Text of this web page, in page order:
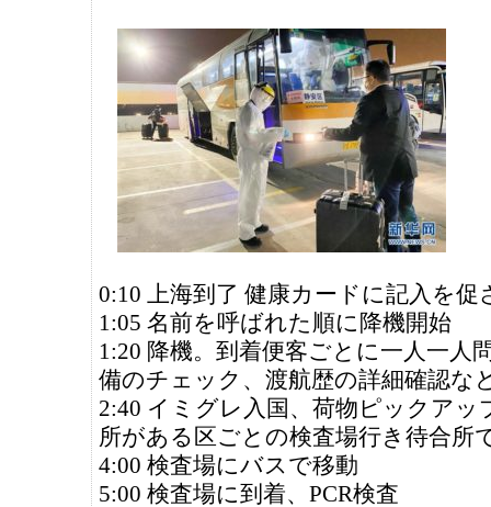
0:10 上海到了 健康カードに記入を促
1:05 名前を呼ばれた順に降機開始
1:20 降機。到着便客ごとに一人一人
備のチェック、渡航歴の詳細確認な
2:40 イミグレ入国、荷物ピックアッ
所がある区ごとの検査場行き待合所
4:00 検査場にバスで移動
5:00 検査場に到着、PCR検査